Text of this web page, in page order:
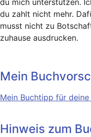
du zahlt nicht mehr.
musst nicht zu
zuhause ausdrucken.
Mein
Mein Buchtipp für deine
Hinweis zum